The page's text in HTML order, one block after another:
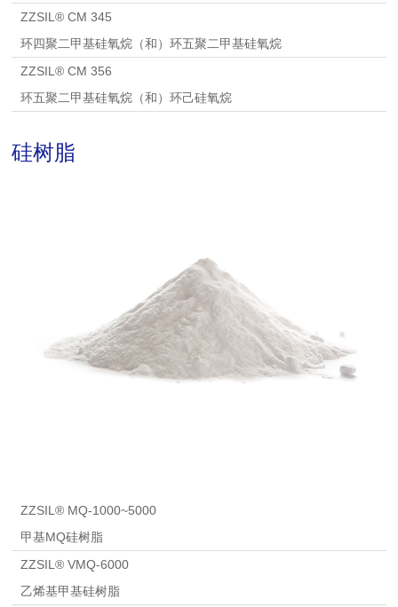
ZZSIL® CM 345
环四聚二甲基硅氧烷（和）环五聚二甲基硅氧烷
ZZSIL® CM 356
环五聚二甲基硅氧烷（和）环己硅氧烷
硅树脂
ZZSIL® MQ-1000~5000
甲基MQ硅树脂
ZZSIL® VMQ-6000
乙烯基甲基硅树脂